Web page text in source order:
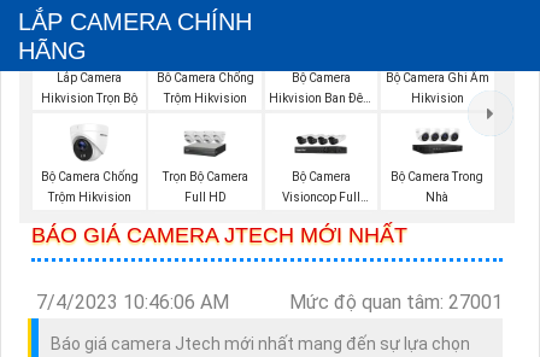
LẮP CAMERA CHÍNH
HÃNG
Lắp Camera
Hikvision Trọn Bộ
Bô Camera Chống
Trộm Hikvision
Bộ Camera
Hikvision Ban Đêm
Bộ Camera Ghi Âm
Hikvision
Bộ Camera Chống
Trộm Hikvision
Trọn Bộ Camera
Full HD
Bộ Camera
Visioncop Full
Bộ Camera Trong
Nhà
BÁO GIÁ CAMERA JTECH MỚI NHẤT
7/4/2023 10:46:06 AM Mức độ quan tâm: 27001
Báo giá camera Jtech mới nhất mang đến sự lựa chọn